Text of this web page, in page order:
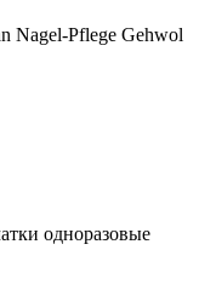
Nagel-Pflege Gehwol
одноразовые